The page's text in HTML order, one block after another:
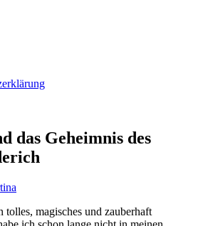
das Geheimnis des
tolles, magisches und zauberhaft